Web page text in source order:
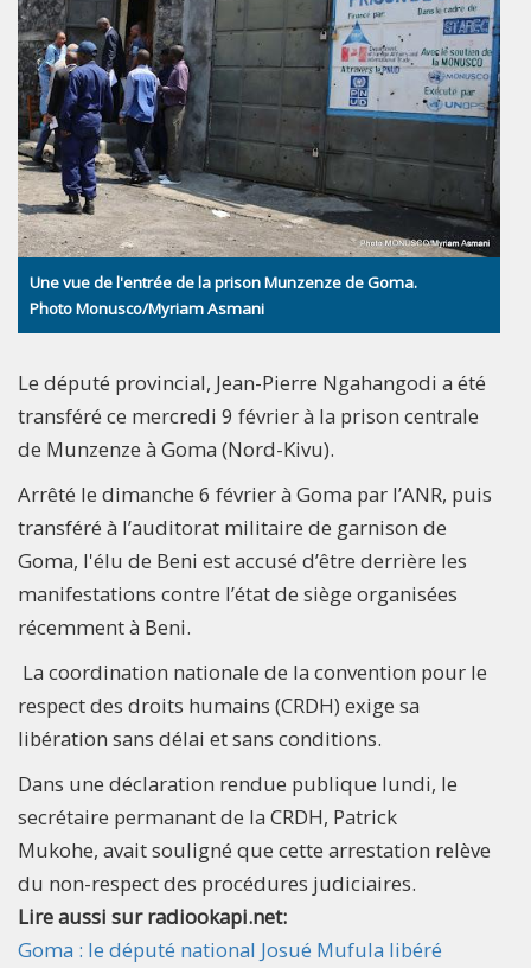
Une vue de l'entrée de la prison Munzenze de Goma.
Photo Monusco/Myriam Asmani
Le député provincial, Jean-Pierre Ngahangodi a été
transféré ce mercredi 9 février à la prison centrale
de Munzenze à Goma (Nord-Kivu).
Arrêté le dimanche 6 février à Goma par l’ANR, puis
transféré à l’auditorat militaire de garnison de
Goma, l'élu de Beni est accusé d’être derrière les
manifestations contre l’état de siège organisées
récemment à Beni.
La coordination nationale de la convention pour le
respect des droits humains (CRDH) exige sa
libération sans délai et sans conditions.
Dans une déclaration rendue publique lundi, le
secrétaire permanant de la CRDH, Patrick
Mukohe, avait souligné que cette arrestation relève
du non-respect des procédures judiciaires.
Lire aussi sur radiookapi.net:
Goma : le député national Josué Mufula libéré